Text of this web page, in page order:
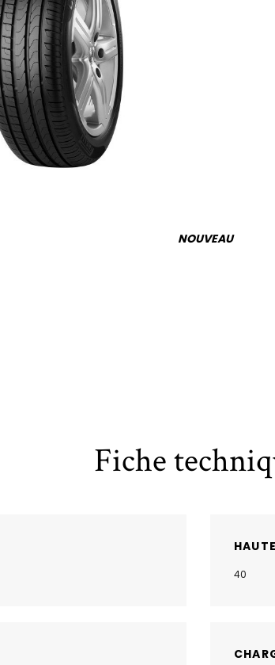
NOUVEAU
Fiche
40